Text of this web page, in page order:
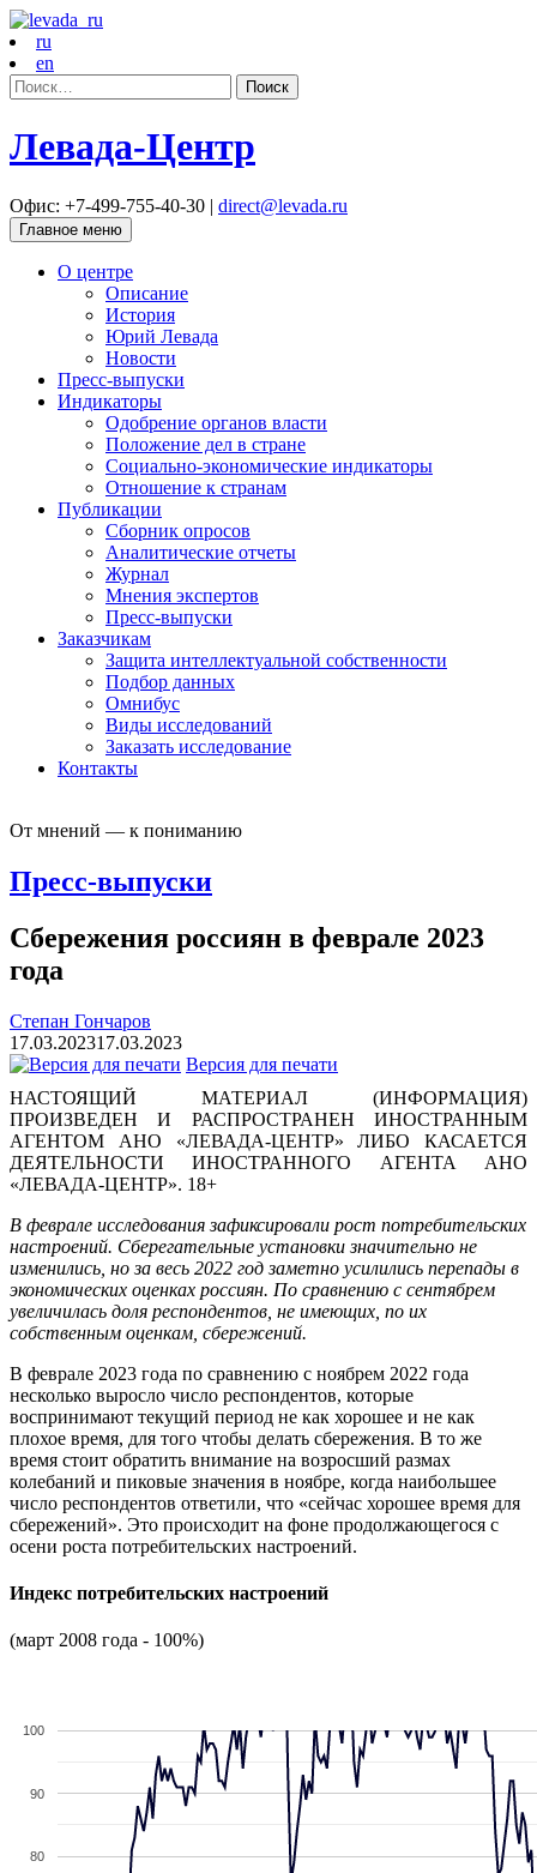
ru
en
Найти:
Левада-Центр
Офис: +7-499-755-40-30 | direct@levada.ru
Главное меню
О центре
Описание
История
Юрий Левада
Новости
Пресс-выпуски
Индикаторы
Одобрение органов власти
Положение дел в стране
Социально-экономические индикаторы
Отношение к странам
Публикации
Сборник опросов
Аналитические отчеты
Журнал
Мнения экспертов
Пресс-выпуски
Заказчикам
Защита интеллектуальной собственности
Подбор данных
Омнибус
Виды исследований
Заказать исследование
Контакты
От мнений — к пониманию
Пресс-выпуски
Сбережения россиян в феврале 2023
года
Степан Гончаров
17.03.202317.03.2023
Версия для печати
НАСТОЯЩИЙ МАТЕРИАЛ (ИНФОРМАЦИЯ)
ПРОИЗВЕДЕН И РАСПРОСТРАНЕН ИНОСТРАННЫМ
АГЕНТОМ АНО «ЛЕВАДА-ЦЕНТР» ЛИБО КАСАЕТСЯ
ДЕЯТЕЛЬНОСТИ ИНОСТРАННОГО АГЕНТА АНО
«ЛЕВАДА-ЦЕНТР». 18+
В феврале исследования зафиксировали рост потребительских
настроений. Сберегательные установки значительно не
изменились, но за весь 2022 год заметно усилились перепады в
экономических оценках россиян. По сравнению с сентябрем
увеличилась доля респондентов, не имеющих, по их
собственным оценкам, сбережений.
В феврале 2023 года по сравнению с ноябрем 2022 года
несколько выросло число респондентов, которые
воспринимают текущий период не как хорошее и не как
плохое время, для того чтобы делать сбережения. В то же
время стоит обратить внимание на возросший размах
колебаний и пиковые значения в ноябре, когда наибольшее
число респондентов ответили, что «сейчас хорошее время для
сбережений». Это происходит на фоне продолжающегося с
осени роста потребительских настроений.
Индекс потребительских настроений
(март 2008 года - 100%)
80
90
100